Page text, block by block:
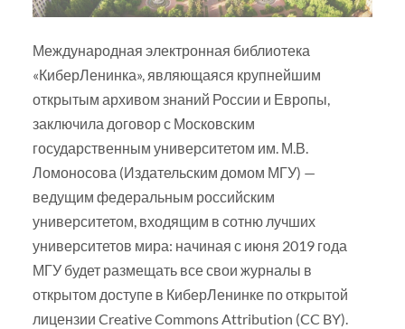
Международная электронная библиотека
«КиберЛенинка», являющаяся крупнейшим
открытым архивом знаний России и Европы,
заключила договор с Московским
государственным университетом им. М.В.
Ломоносова (Издательским домом МГУ) —
ведущим федеральным российским
университетом, входящим в сотню лучших
университетов мира: начиная с июня 2019 года
МГУ будет размещать все свои журналы в
открытом доступе в КиберЛенинке по открытой
лицензии Creative Commons Attribution (CC BY).